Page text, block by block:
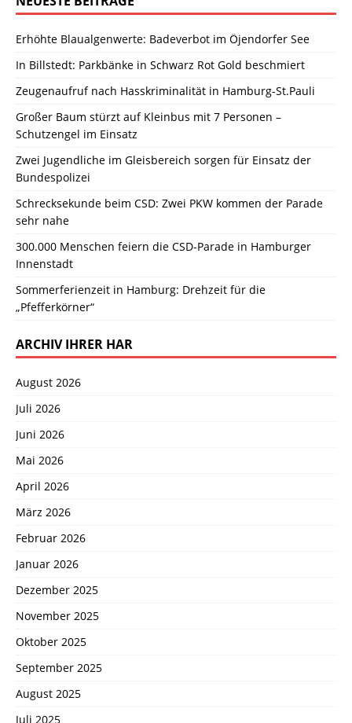
Erhöhte Blaualgenwerte: Badeverbot im Öjendorfer See
In Billstedt: Parkbänke in Schwarz Rot Gold beschmiert
Zeugenaufruf nach Hasskriminalität in Hamburg-St.Pauli
Großer Baum stürzt auf Kleinbus mit 7 Personen –
Schutzengel im Einsatz
Zwei Jugendliche im Gleisbereich sorgen für Einsatz der
Bundespolizei
Schrecksekunde beim CSD: Zwei PKW kommen der Parade
sehr nahe
300.000 Menschen feiern die CSD-Parade in Hamburger
Innenstadt
Sommerferienzeit in Hamburg: Drehzeit für die
„Pfefferkörner“
ARCHIV IHRER HAR
August 2026
Juli 2026
Juni 2026
Mai 2026
April 2026
März 2026
Februar 2026
Januar 2026
Dezember 2025
November 2025
Oktober 2025
September 2025
August 2025
Juli 2025